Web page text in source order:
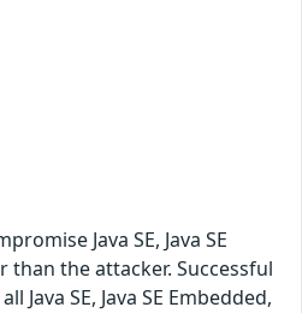
Java SE, Java SE
the attacker. Successful
SE, Java SE Embedded,